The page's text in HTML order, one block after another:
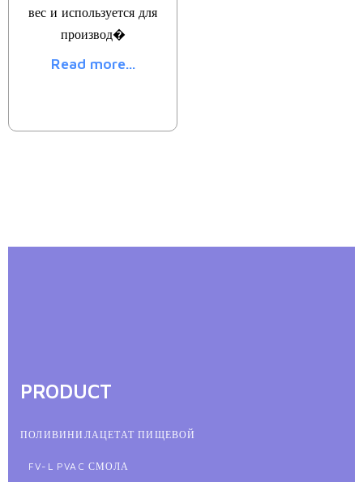
PRODUCT
ПОЛИВИНИЛАЦЕТАТ ПИЩЕВОЙ
FV-L PVAC СМОЛА
вес и используется для
производ�
Read more...